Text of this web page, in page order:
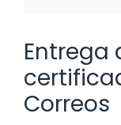
Entrega
Correos